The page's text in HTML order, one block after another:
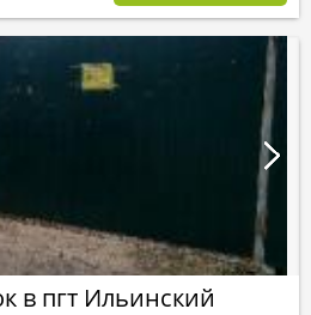
в пгт Ильинский